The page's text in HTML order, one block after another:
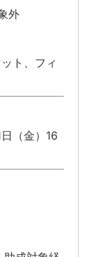
外
ト、フィ
（金）16